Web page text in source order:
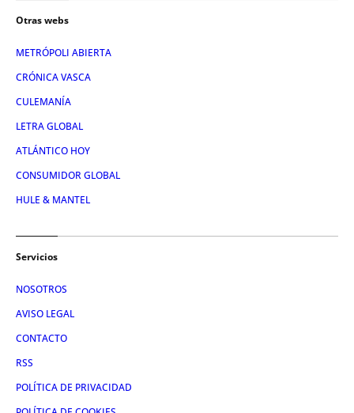
Otras webs
METRÓPOLI ABIERTA
CRÓNICA VASCA
CULEMANÍA
LETRA GLOBAL
ATLÁNTICO HOY
CONSUMIDOR GLOBAL
HULE & MANTEL
Servicios
NOSOTROS
AVISO LEGAL
CONTACTO
RSS
POLÍTICA DE PRIVACIDAD